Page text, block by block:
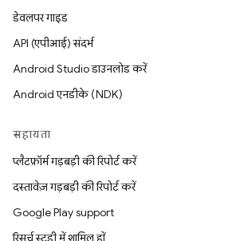
डेवलपर गाइड
API (एपीआई) संदर्भ
Android Studio डाउनलोड करें
Android एनडीके (NDK)
सहायता
प्लैटफ़ॉर्म गड़बड़ी की रिपोर्ट करें
दस्तावेज़ गड़बड़ी की रिपोर्ट करें
Google Play support
रिसर्च स्टडी में शामिल हों